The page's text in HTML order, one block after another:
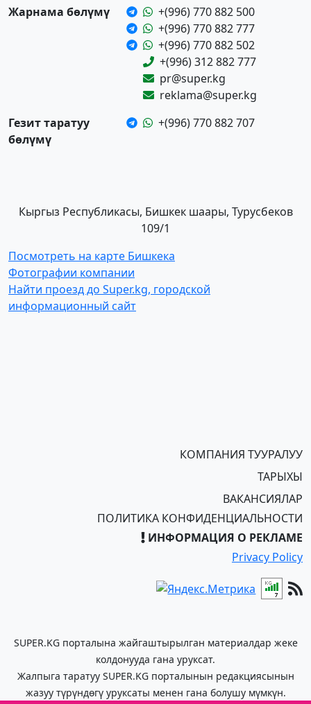
Жарнама бөлүмү
+(996) 770 882 500
+(996) 770 882 777
+(996) 770 882 502
+(996) 312 882 777
pr@super.kg
reklama@super.kg
Гезит таратуу
бөлүмү
+(996) 770 882 707
Кыргыз Республикасы, Бишкек шаары, Турусбеков
109/1
Посмотреть на карте Бишкека
Фотографии компании
Найти проезд до Super.kg, городской
информационный сайт
КОМПАНИЯ ТУУРАЛУУ
ТАРЫХЫ
ВАКАНСИЯЛАР
ПОЛИТИКА КОНФИДЕНЦИАЛЬНОСТИ
ИНФОРМАЦИЯ О РЕКЛАМЕ
Privacy Policy
SUPER.KG порталына жайгаштырылган материалдар жеке
колдонууда гана уруксат.
Жалпыга таратуу SUPER.KG порталынын редакциясынын
жазуу түрүндөгү уруксаты менен гана болушу мүмкүн.